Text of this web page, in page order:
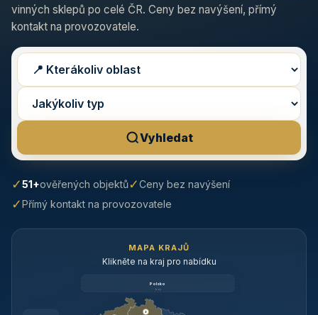
vinných sklepů po celé ČR. Ceny bez navýšení, přímý
kontakt na provozovatele.
Vyhledat
✓51+ověřených objektů✓Ceny bez navýšení
✓Přímý kontakt na provozovatele
MAPA KRAJŮ
Klikněte na kraj pro nabídku
Polsko
brzy
3